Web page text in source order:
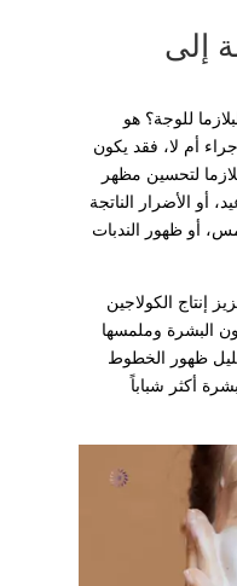
إلى
للوجة؟ هو
أم لا، فقد يكون
لتحسين مظهر
أو الأضرار الناتجة
أو ظهور الندبات
إنتاج الكولاجين
البشرة وملمسها
ظهور الخطوط
أكثر شباباً